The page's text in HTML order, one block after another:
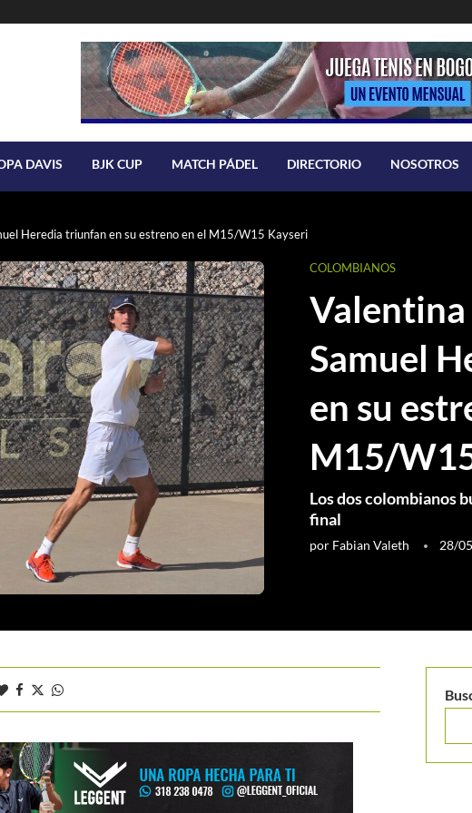
DAVIS BJK CUP MATCH PÁDEL DIRECTORIO NOSOTROS
Heredia triunfan en su estreno en el M15/W15 Kayseri
COLOMBIANOS
Samuel
en su
M15/
Los dos colombianos
final
por Fabian Valeth 28/